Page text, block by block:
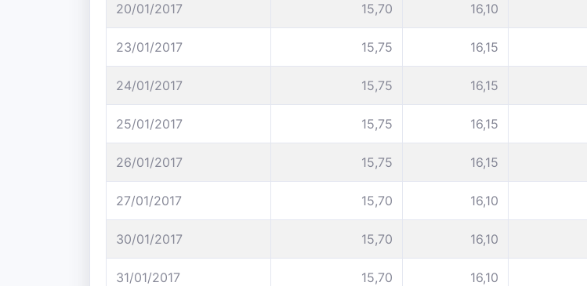
20/01/2017 15,70 16,10
23/01/2017 15,75 16,15
24/01/2017 15,75 16,15
25/01/2017 15,75 16,15
26/01/2017 15,75 16,15
27/01/2017 15,70 16,10
30/01/2017 15,70 16,10
31/01/2017 15,70 16,10